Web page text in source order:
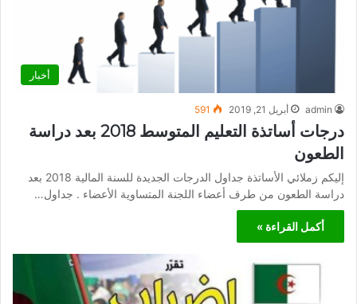
أخبار
admin أبريل 21, 2019 591
درجات أساتذة التعليم المتوسط 2018 بعد دراسة
الطعون
إليكم زملائي الأساتذة جداول الدرجات الجديدة للسنة المالية 2018 بعد
دراسة الطعون من طرف أعضاء اللجنة المتساوية الأعضاء . جداول…
أكمل القراءة »